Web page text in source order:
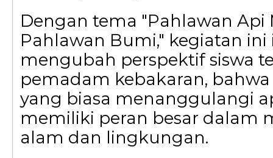
Dengan tema "Pahlawan Api
Pahlawan Bumi," kegiatan
mengubah perspektif siswa
pemadam kebakaran,
yang biasa menanggulangi
memiliki peran besar dalam
alam dan lingkungan.